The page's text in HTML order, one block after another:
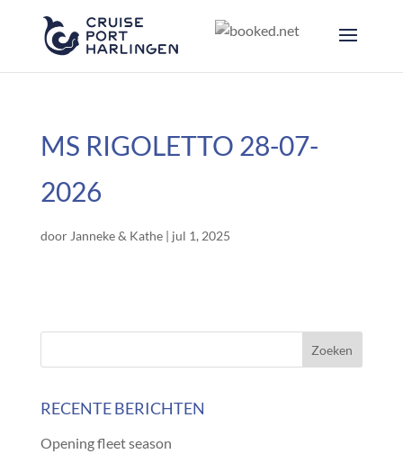
MS RIGOLETTO 28-07-
2026
door Janneke & Kathe| jul 1, 2025
RECENTE BERICHTEN
Opening fleet season